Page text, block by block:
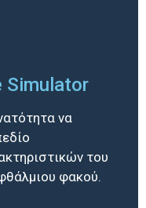
Simulator
να
του
φακού.